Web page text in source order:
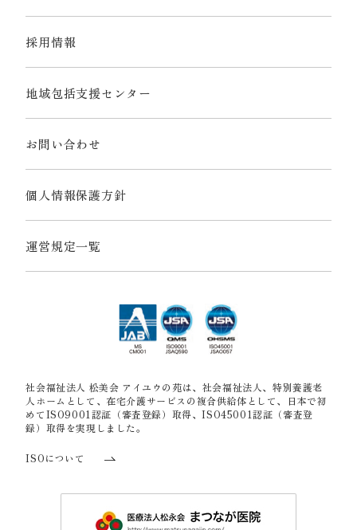
採用情報
地域包括支援センター
お問い合わせ
個人情報保護方針
運営規定一覧
社会福祉法人 松美会 アイユウの苑は、社会福祉法人、特別養護老
人ホームとして、在宅介護サービスの複合供給体として、日本で初
めてISO9001認証（審査登録）取得、ISO45001認証（審査登
録）取得を実現しました。
ISOについて